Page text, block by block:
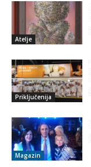
Atelje
Priključenija
Magazin